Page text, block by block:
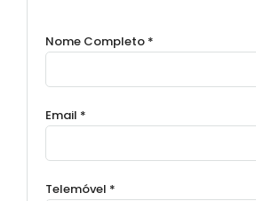
Nome Completo *
Email *
Telemóvel *